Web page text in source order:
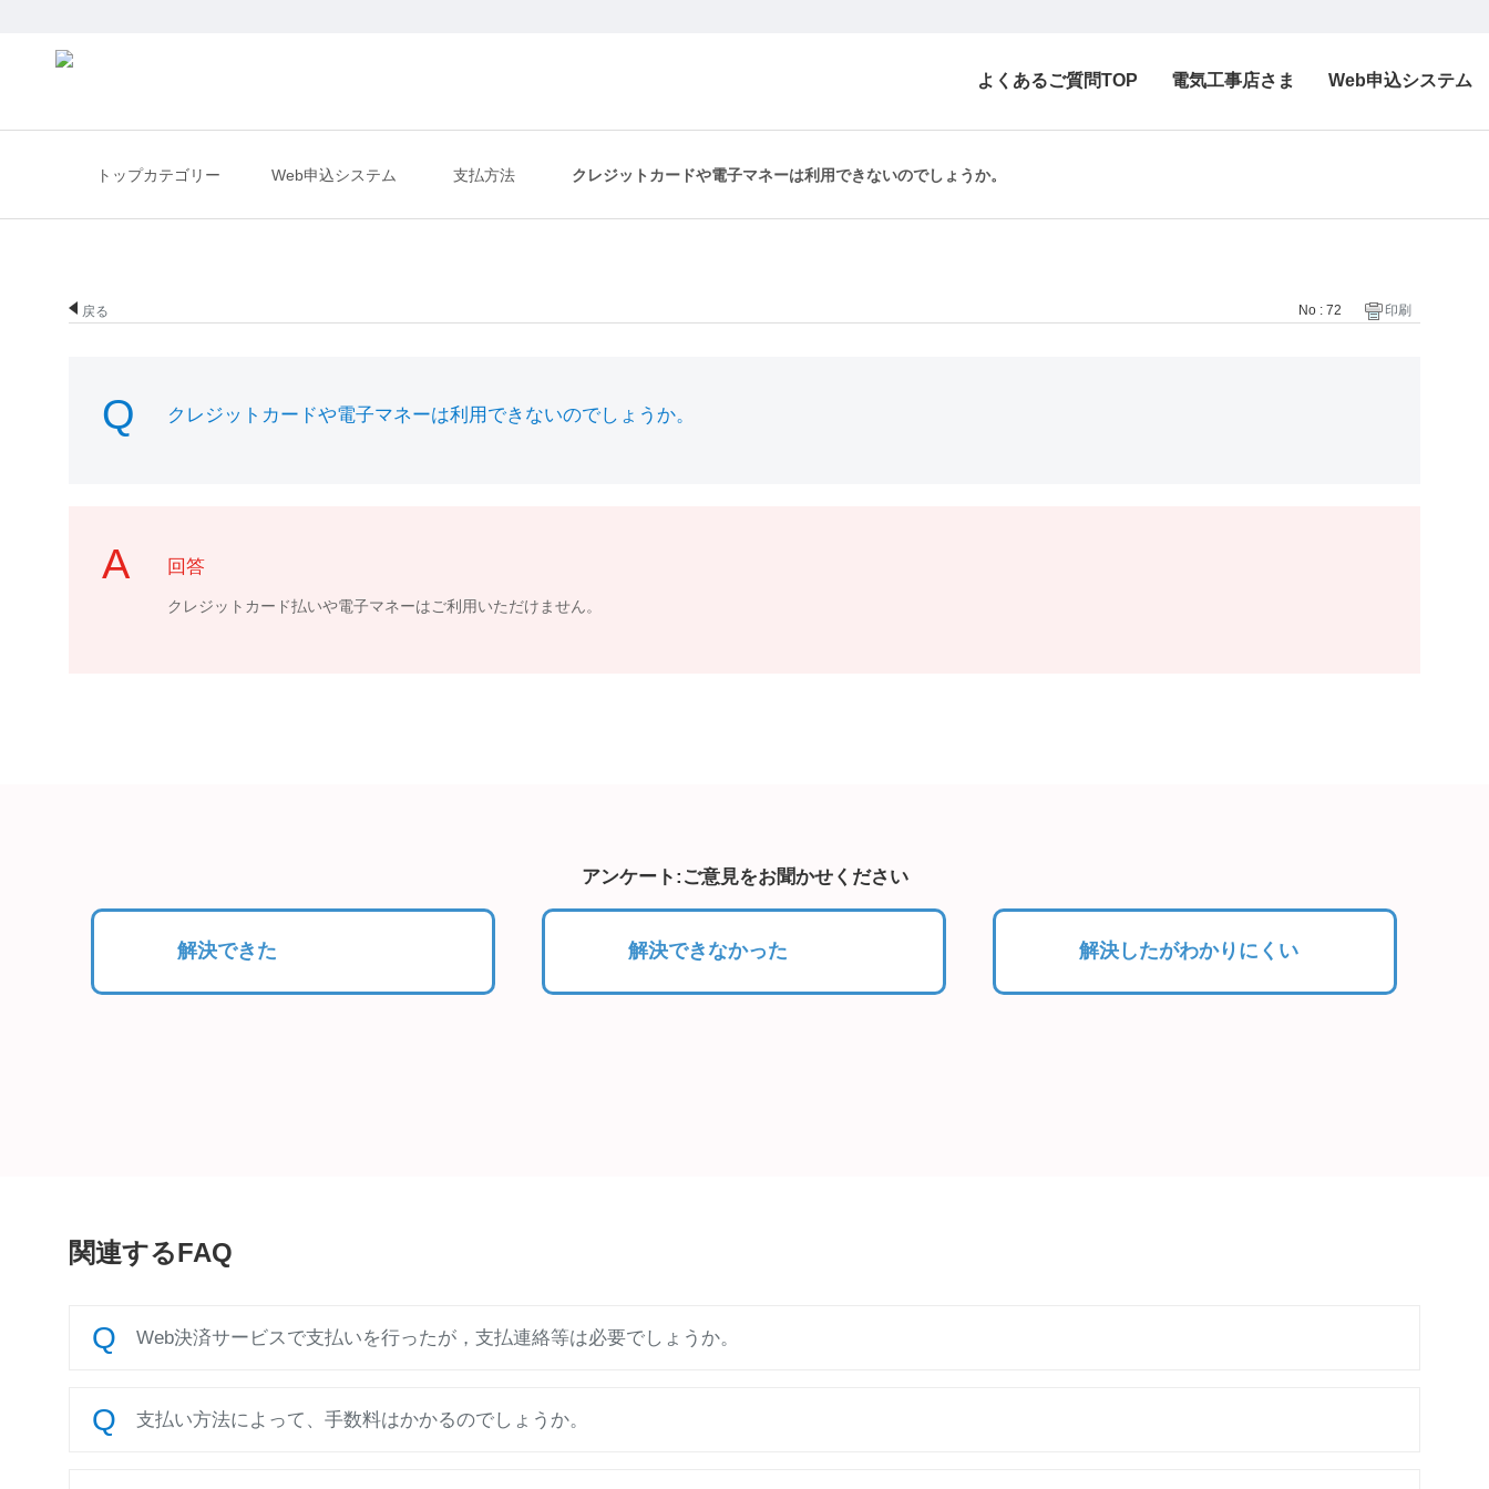
よくあるご質問TOP 電気工事店さま Web申込システム
トップカテゴリー Web申込システム 支払方法 クレジットカードや電子マネーは利用できないのでしょうか。
戻る No : 72 印刷
クレジットカードや電子マネーは利用できないのでしょうか。
回答
クレジットカード払いや電子マネーはご利用いただけません。
アンケート:ご意見をお聞かせください
解決できた 解決できなかった 解決したがわかりにくい
関連するFAQ
Web決済サービスで支払いを行ったが，支払連絡等は必要でしょうか。
支払い方法によって、手数料はかかるのでしょうか。